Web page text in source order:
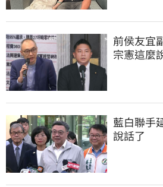
前侯友宜
宗憲這麼
藍白聯手
說話了